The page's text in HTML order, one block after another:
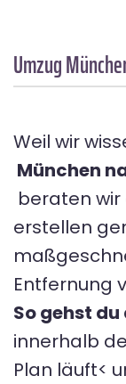
Umzug
Weil wir
München
beraten wir
erstellen
Entfernung
So gehst
innerhalb
Plan läuft<